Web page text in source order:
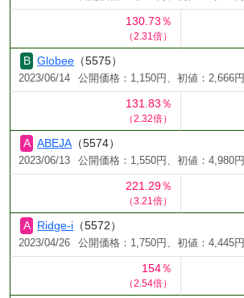
130.73％
（2.31倍）
Globee （5575）
2023/06/14 公開価格：1,150円、初値：2,666円
131.83％
（2.32倍）
ABEJA （5574）
2023/06/13 公開価格：1,550円、初値：4,980円
221.29％
（3.21倍）
Ridge-i （5572）
2023/04/26 公開価格：1,750円、初値：4,445円
154％
（2.54倍）